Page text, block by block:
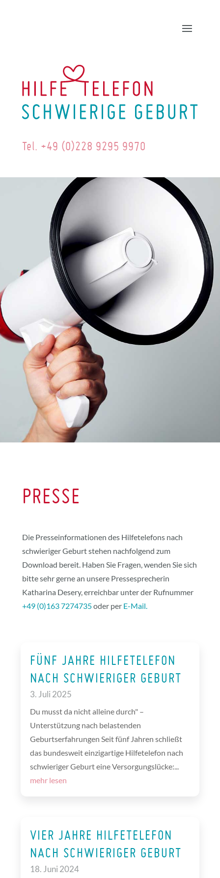
Tel. +49 (0)228 9295 9970
PRESSE
Die Presseinformationen des Hilfetelefons nach
schwieriger Geburt stehen nachfolgend zum
Download bereit. Haben Sie Fragen, wenden Sie sich
bitte sehr gerne an unsere Pressesprecherin
Katharina Desery, erreichbar unter der Rufnummer
+49 (0)163 7274735oder per E-Mail.
FÜNF JAHRE HILFETELEFON
NACH SCHWIERIGER GEBURT
3. Juli 2025
Du musst da nicht alleine durch" –
Unterstützung nach belastenden
Geburtserfahrungen Seit fünf Jahren schließt
das bundesweit einzigartige Hilfetelefon nach
schwieriger Geburt eine Versorgungslücke:...
mehr lesen
VIER JAHRE HILFETELEFON
NACH SCHWIERIGER GEBURT
18. Juni 2024